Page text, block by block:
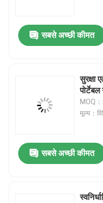
सबसे अच्छी कीमत
सुरक्षा
MOQ
मूल्य：
सबसे अच्छी कीमत